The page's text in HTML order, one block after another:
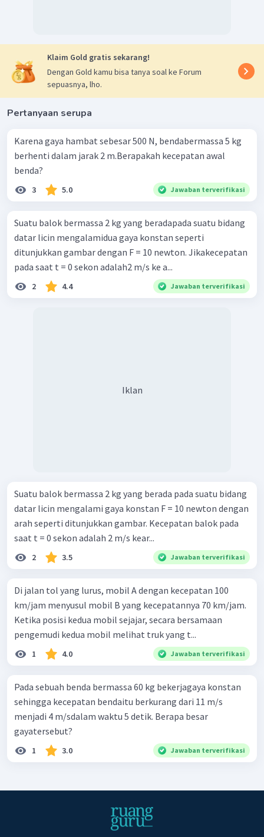
(2) Untukt2 =
3
3
sekon, maka:
+ a × t
v2 = −2+ ( 2
v2 = 0,5 m/s.
Dengan demikian, kecepatan padat =
3
sekon
t = sekon
adalah sama besar dan berlawanan arah.
Klaim Gold gratis sekarang!
Dengan Gold kamu bisa tanya soal ke Forum
sepuasnya, lho.
Pertanyaan serupa
Karena gaya hambat sebesar 500 N, bendabermassa 5 kg
berhenti dalam jarak 2 m.Berapakah kecepatan awal
benda?
3 5.0 Jawaban terverifikasi
Suatu balok bermassa 2 kg yang beradapada suatu bidang
datar licin mengalamidua gaya konstan seperti
ditunjukkan gambar dengan F = 10 newton. Jikakecepatan
pada saat t = 0 sekon adalah2 m/s ke a...
2 4.4 Jawaban terverifikasi
Iklan
Suatu balok bermassa 2 kg yang berada pada suatu bidang
datar licin mengalami gaya konstan F = 10 newton dengan
arah seperti ditunjukkan gambar. Kecepatan balok pada
saat t = 0 sekon adalah 2 m/s kear...
2 3.5 Jawaban terverifikasi
Di jalan tol yang lurus, mobil A dengan kecepatan 100
km/jam menyusul mobil B yang kecepatannya 70 km/jam.
Ketika posisi kedua mobil sejajar, secara bersamaan
pengemudi kedua mobil melihat truk yang t...
1 4.0 Jawaban terverifikasi
Pada sebuah benda bermassa 60 kg bekerjagaya konstan
sehingga kecepatan bendaitu berkurang dari 11 m/s
menjadi 4 m/sdalam waktu 5 detik. Berapa besar
gayatersebut?
1 3.0 Jawaban terverifikasi